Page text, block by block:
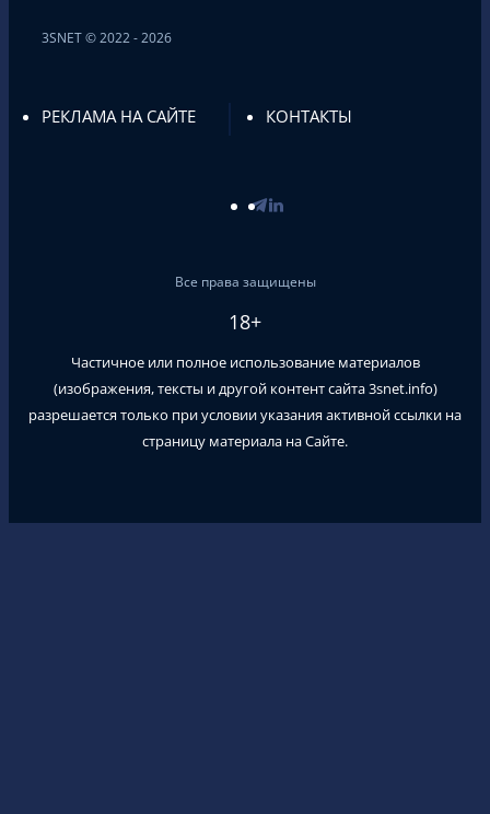
3SNET © 2022 - 2026
РЕКЛАМА НА САЙТЕ КОНТАКТЫ
Все права защищены
18+
Частичное или полное использование материалов
(изображения, тексты и другой контент сайта3snet.info)
разрешается только при условии указания активной ссылки на
страницу материала на Сайте.